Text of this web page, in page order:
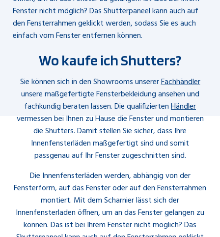
Fenster nicht möglich? Das Shutterpaneel kann auch auf
den Fensterrahmen geklickt werden, sodass Sie es auch
einfach vom Fenster entfernen können.
Wo kaufe ich Shutters?
Sie können sich in den Showrooms unsererFachhändler
unsere maßgefertigte Fensterbekleidung ansehen und
fachkundig beraten lassen. Die qualifiziertenHändler
vermessen bei Ihnen zu Hause die Fenster und montieren
die Shutters. Damit stellen Sie sicher, dass Ihre
Innenfensterläden maßgefertigt sind und somit
passgenau auf Ihr Fenster zugeschnitten sind.
Die Innenfensterläden werden, abhängig von der
Fensterform, auf das Fenster oder auf den Fensterrahmen
montiert. Mit dem Scharnier lässt sich der
Innenfensterladen öffnen, um an das Fenster gelangen zu
können. Das ist bei Ihrem Fenster nicht möglich? Das